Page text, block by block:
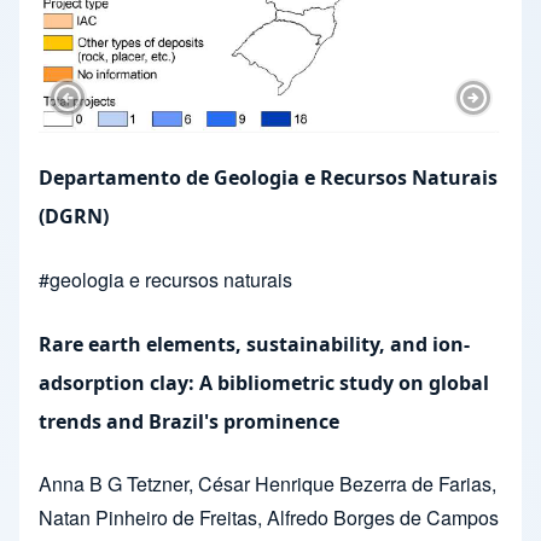
Departamento de Geologia e Recursos Naturais
(DGRN)
#geologia e recursos naturais
Rare earth elements, sustainability, and ion-
adsorption clay: A bibliometric study on global
trends and Brazil's prominence
Anna B G Tetzner, César Henrique Bezerra de Farias,
Natan Pinheiro de Freitas, Alfredo Borges de Campos
Previous Slide Next